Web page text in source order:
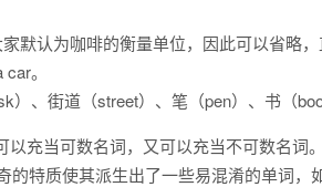
默认为咖啡的衡量单位，因此可以省略
。
）、街道（street）、笔（pen）、书（
充当可数名词，又可以充当不可数名词。
的特质使其派生出了一些易混淆的单词，